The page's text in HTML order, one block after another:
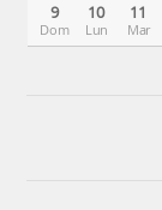
9
Dom
10
Lun
11
Mar